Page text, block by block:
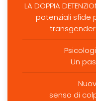
LA DOPPIA
potenziali sfide
Un
senso di